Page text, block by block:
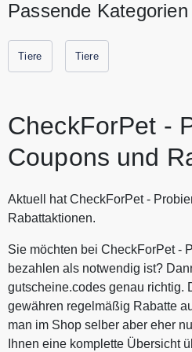
CheckForPet ein um eine
CheckForPet Probierbox finden
für Ihren Hund zum günstigen
Passende Kategorien
Tiere Tiere
CheckForPet -
Coupons und
Aktuell hat CheckForPet -
Rabattaktionen.
Sie möchten bei CheckForPet -
bezahlen als notwendig ist?
gutscheine.codes genau richtig.
gewähren regelmäßig Rabatte
man im Shop selber aber eher
Ihnen eine komplette Übersicht